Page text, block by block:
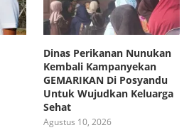
Dinas Perikanan Nunukan
Kembali Kampanyekan
GEMARIKAN Di Posyandu
Untuk Wujudkan Keluarga
Sehat
Agustus 10, 2026